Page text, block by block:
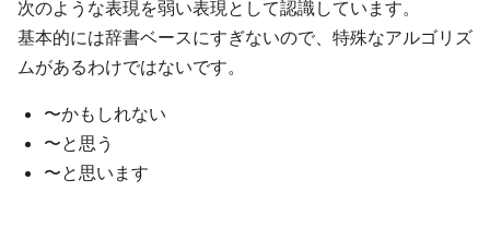
次のような表現を弱い表現として認識しています。
基本的には辞書ベースにすぎないので、特殊なアルゴリズ
ムがあるわけではないです。
〜かもしれない
〜と思う
〜と思います